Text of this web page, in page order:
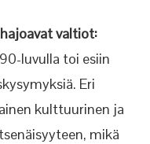
valtiot:
luvulla toi esiin
Eri
kulttuurinen ja
mikä